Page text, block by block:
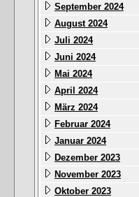
September 2024
August 2024
Juli 2024
Juni 2024
Mai 2024
April 2024
März 2024
Februar 2024
Januar 2024
Dezember 2023
November 2023
Oktober 2023